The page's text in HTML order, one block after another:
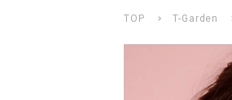
TOP T-Garden